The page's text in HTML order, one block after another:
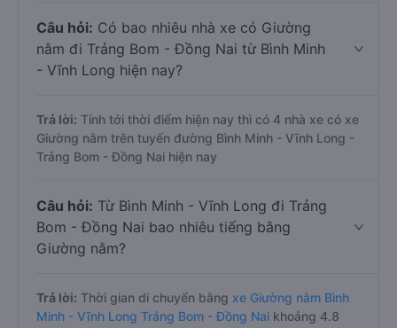
Câu hỏi: Có bao nhiêu nhà xe có Giường
nằm đi Trảng Bom - Đồng Nai từ Bình Minh
- Vĩnh Long hiện nay?
Trả lời: Tính tới thời điểm hiện nay thì có 4 nhà xe có xe
Giường nằm trên tuyến đường Bình Minh - Vĩnh Long -
Trảng Bom - Đồng Nai hiện nay
Câu hỏi: Từ Bình Minh - Vĩnh Long đi Trảng
Bom - Đồng Nai bao nhiêu tiếng bằng
Giường nằm?
Trả lời: Thời gian di chuyển bằng xe Giường nằm Bình
Minh - Vĩnh Long Trảng Bom - Đồng Nai khoảng 4.8